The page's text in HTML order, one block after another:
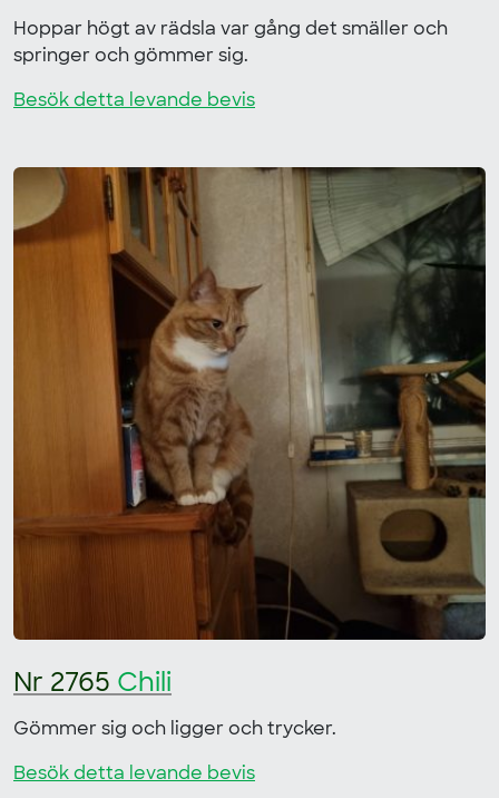
Hoppar högt av rädsla var gång det smäller och
springer och gömmer sig.
Besök detta levande bevis
Nr 2765 Chili
Gömmer sig och ligger och trycker.
Besök detta levande bevis